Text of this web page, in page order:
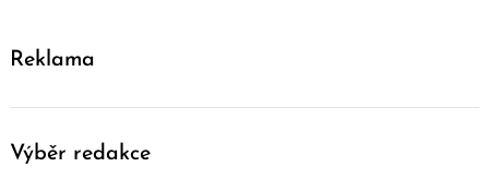
Reklama
Výběr redakce